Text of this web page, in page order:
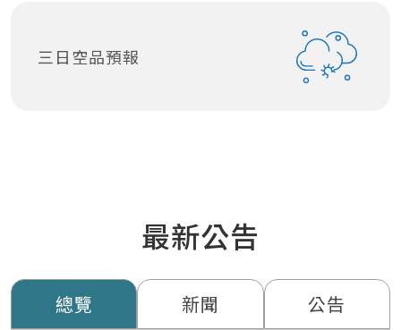
三日空品預報
最新公告
總覽 新聞 公告